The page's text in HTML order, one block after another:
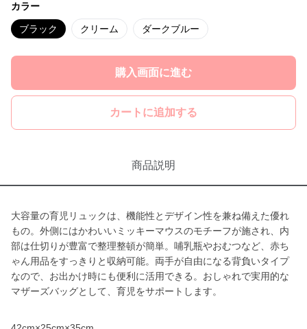
カラー
ブラック クリーム ダークブルー
購入画面に進む
カートに追加する
商品説明
大容量の育児リュックは、機能性とデザイン性を兼ね備えた優れ
もの。外側にはかわいいミッキーマウスのモチーフが施され、内
部は仕切りが豊富で整理整頓が簡単。哺乳瓶やおむつなど、赤ち
ゃん用品をすっきりと収納可能。両手が自由になる背負いタイプ
なので、お出かけ時にも便利に活用できる。おしゃれで実用的な
マザーズバッグとして、育児をサポートします。